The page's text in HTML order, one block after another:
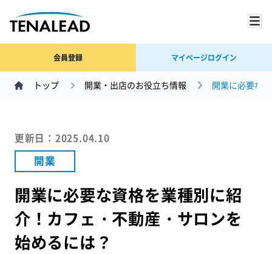
会員登録 マイページログイン
トップ 開業・出店のお役立ち情報 開業に必要な
更新日：2025.04.10
開業
開業に必要な資格を業種別に紹
介！カフェ・不動産・サロンを
始めるには？